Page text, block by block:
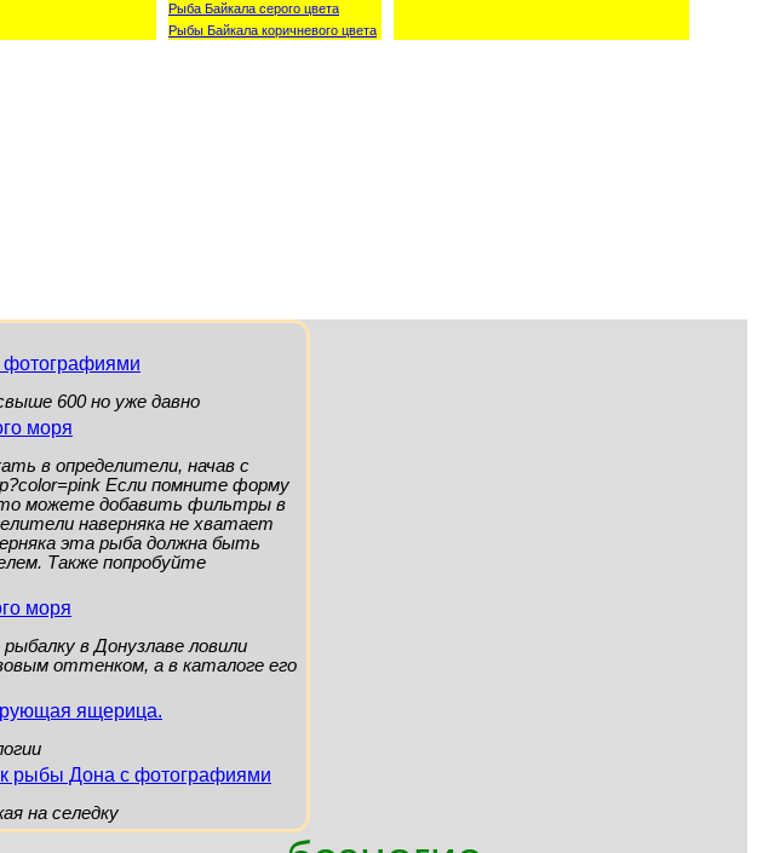
Рыба Байкала серого цвета
Рыбы Байкала коричневого цвета
фотографиями
600 но уже давно
моря
в определители, начав с
Если помните форму
можете добавить фильтры в
наверняка не хватает
эта рыба должна быть
Также попробуйте
моря
в Донузлаве ловили
оттенком, а в каталоге его
ящерица.
рыбы Дона с фотографиями
на селедку